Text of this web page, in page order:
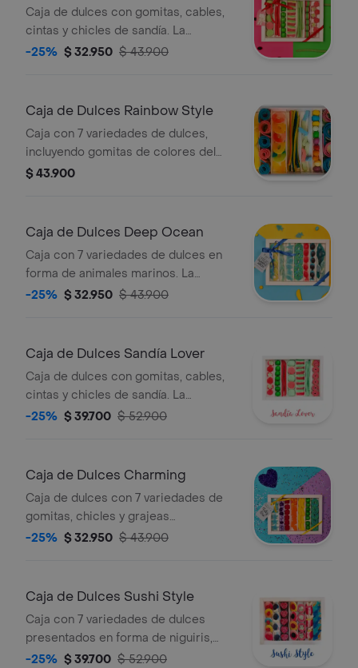
Caja de dulces con gomitas, cables,
cintas y chicles de sandía. La
presentación o algunos dulces
-25% $ 32.950 $ 43.900
Caja de Dulces Rainbow Style
Caja con 7 variedades de dulces,
incluyendo gomitas de colores del
arcoíris. La presentación o algunos
$ 43.900
Caja de Dulces Deep Ocean
Caja con 7 variedades de dulces en
forma de animales marinos. La
selección puede variar según
-25% $ 32.950 $ 43.900
Caja de Dulces Sandía Lover
Caja de dulces con gomitas, cables,
cintas y chicles de sandía. La
presentación o algunos dulces
-25% $ 39.700 $ 52.900
Caja de Dulces Charming
Caja de dulces con 7 variedades de
gomitas, chicles y grajeas
organizados en forma de arcoíris. La
-25% $ 32.950 $ 43.900
Caja de Dulces Sushi Style
Caja con 7 variedades de dulces
presentados en forma de niguiris,
makis y palitos chinos. La
-25% $ 39.700 $ 52.900